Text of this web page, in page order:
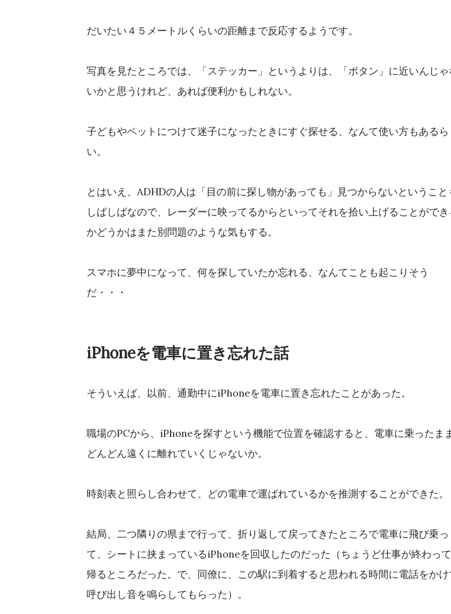
だいたい４５メートルくらいの距離まで反応するようです。
写真を見たところでは、「ステッカー」というよりは、「ボタン」に近いんじ
いかと思うけれど、あれば便利かもしれない。
子どもやペットにつけて迷子になったときにすぐ探せる、なんて使い方もある
い。
とはいえ、ADHDの人は「目の前に探し物があっても」見つからないということ
しばしばなので、レーダーに映ってるからといってそれを拾い上げることがで
かどうかはまた別問題のような気もする。
スマホに夢中になって、何を探していたか忘れる、なんてことも起こりそう
だ・・・
iPhoneを電車に置き忘れた話
そういえば、以前、通勤中にiPhoneを電車に置き忘れたことがあった。
職場のPCから、iPhoneを探すという機能で位置を確認すると、電車に乗ったま
どんどん遠くに離れていくじゃないか。
時刻表と照らし合わせて、どの電車で運ばれているかを推測することができた。
結局、二つ隣りの県まで行って、折り返して戻ってきたところで電車に飛び乗っ
て、シートに挟まっているiPhoneを回収したのだった（ちょうど仕事が終わって
帰るところだった。で、同僚に、この駅に到着すると思われる時間に電話をか
呼び出し音を鳴らしてもらった）。